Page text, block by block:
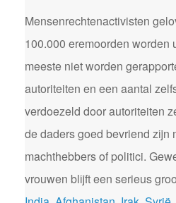
Mensenrechtenactivisten
100.000 eremoorden worden
meeste niet worden
autoriteiten en een aantal
verdoezeld door autoriteiten
de daders goed bevriend zijn
machthebbers of politici.
vrouwen blijft een serieus